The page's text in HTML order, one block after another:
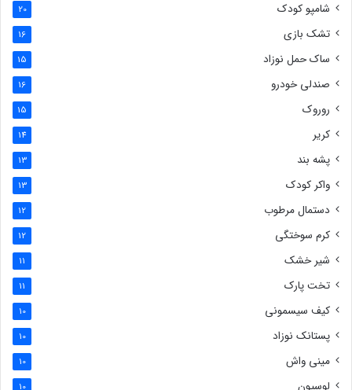
شامپو کودک 20
تشک بازی 16
ساک حمل نوزاد 15
صندلی خودرو 16
روروک 15
کریر 14
پشه بند 13
واکر کودک 13
دستمال مرطوب 12
کرم سوختگی 12
شیر خشک 11
تخت پارک 11
کیف سیسمونی 10
پستانک نوزاد 10
مینی واش 10
10